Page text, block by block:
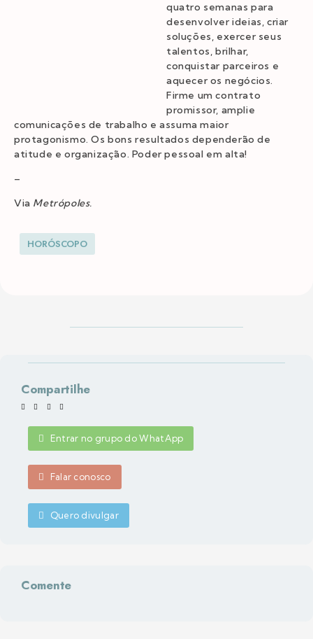
quatro semanas para
desenvolver ideias, criar
soluções, exercer seus
talentos, brilhar,
conquistar parceiros e
aquecer os negócios.
Firme um contrato
promissor, amplie
comunicações de trabalho e assuma maior
protagonismo. Os bons resultados dependerão de
atitude e organização. Poder pessoal em alta!
–
Via Metrópoles.
HORÓSCOPO
Compartilhe
Entrar no grupo do WhatApp
Falar conosco
Quero divulgar
Comente